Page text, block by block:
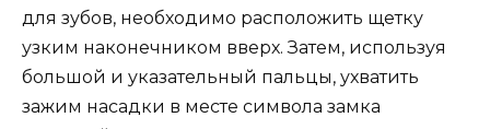
для зубов, необходимо расположить щетку
узким наконечником вверх. Затем, используя
большой и указательный пальцы, ухватить
зажим насадки в месте символа замка